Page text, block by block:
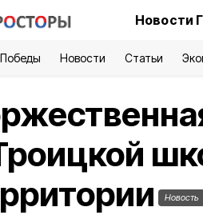
Новости
Новости Статьи
Новость